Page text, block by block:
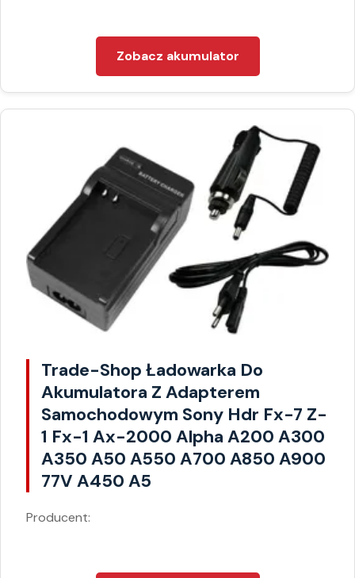
Zobacz akumulator
Trade-Shop Ładowarka Do
Akumulatora Z Adapterem
Samochodowym Sony Hdr Fx-7 Z-
1 Fx-1 Ax-2000 Alpha A200 A300
A350 A50 A550 A700 A850 A900
77V A450 A5
Producent: